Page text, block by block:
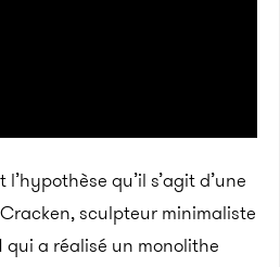
qu’il s’agit d’une
sculpteur minimaliste
qui a réalisé un monolithe